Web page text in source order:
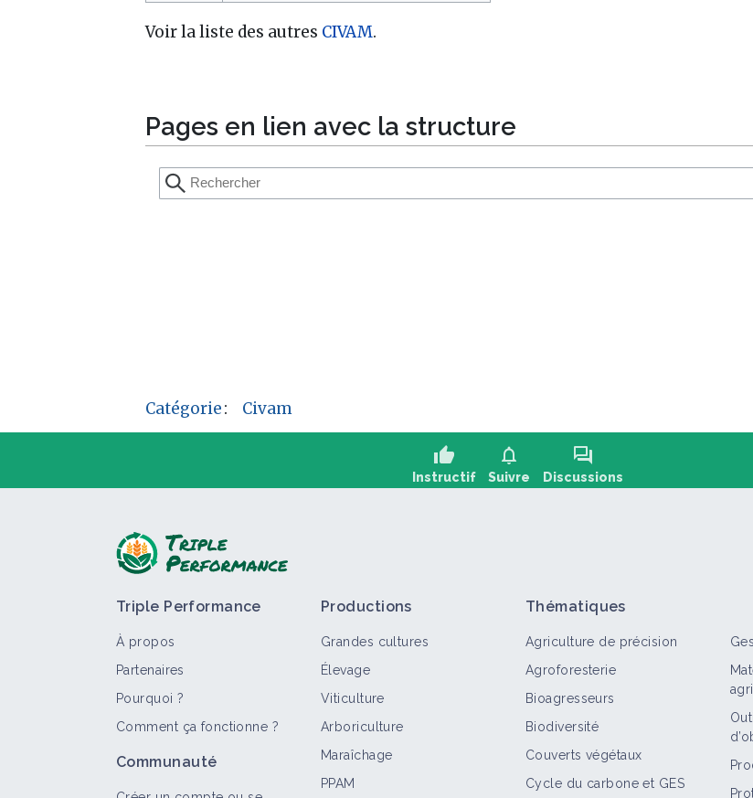
Voir la liste des autres CIVAM.
Pages en lien avec la structure
Catégorie: Civam
thumb_up
Instructif
notifications
Suivre
forum
Discussions
Retour d'expérience Structure
De la réduction à la
Triple Performance
À propos
Partenaires
Pourquoi ?
Comment ça fonctionne ?
Communauté
Productions
Grandes cultures
Élevage
Viticulture
Arboriculture
Maraîchage
PPAM
Thématiques
Agriculture de précision
Agroforesterie
Bioagresseurs
Biodiversité
Couverts végétaux
Cycle du carbone et GES